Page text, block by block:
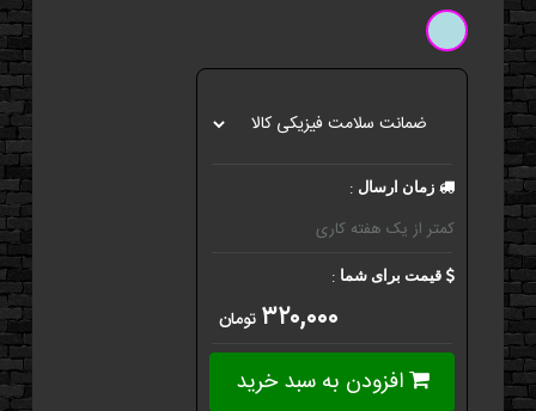
زمان ارسال :
کمتر از یک هفته کاری
قیمت برای شما :
۳۲۰,۰۰۰ تومان
افزودن به سبد خرید